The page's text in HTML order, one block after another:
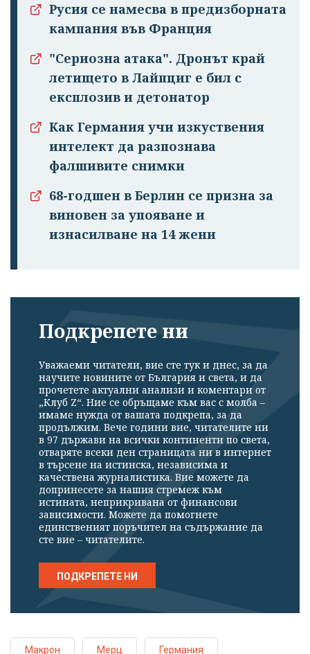
Русия се намесва в предизборната
кампания във Франция
"Сериозна атака". Дронът край
летището в Лайпциг е бил с
експлозив и детонатор
Как Германия учи изкуствения
интелект да разпознава
фалшивите снимки
68-годшен в Берлин се призна за
виновен за упояване и
изнасилване на 14 жени
Подкрепете ни
Уважаеми читатели, вие сте тук и днес, за да
научите новините от България и света, и да
прочетете актуални анализи и коментари от
„Клуб Z“. Ние се обръщаме към вас с молба –
имаме нужда от вашата подкрепа, за да
продължим. Вече години вие, читателите ни
в 97 държави на всички континенти по света,
отваряте всеки ден страницата ни в интернет
в търсене на истинска, независима и
качествена журналистика. Вие можете да
допринесете за нашия стремеж към
истината, неприкривана от финансови
зависимости. Можете да помогнете
единственият поръчител на съдържание да
сте вие – читателите.
ПОДКРЕПЕТЕ НИ
Макрон Мерц Германия